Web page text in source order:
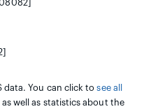
data. You can click tosee all
as well as statistics about the